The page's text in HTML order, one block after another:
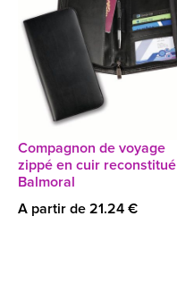
Compagnon de voyage
zippé en cuir reconstitué
Balmoral
A partir de 21.24 €